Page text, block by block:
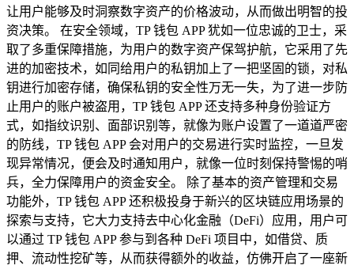
让用户能够及时洞察数字资产的价格波动，从而做出明智的投
资决策。 在安全领域，TP 钱包 APP 犹如一位忠诚的卫士，采
取了多重保障措施，为用户的数字资产保驾护航，它采用了先
进的加密技术，如同给用户的私钥加上了一把坚固的锁，对私
钥进行加密存储，确保私钥的安全性万无一失，为了进一步防
止用户的账户被盗用，TP 钱包 APP 还支持多种身份验证方
式，如指纹识别、面部识别等，就像为账户设置了一道道严密
的防线，TP 钱包 APP 会对用户的交易进行实时监控，一旦发
现异常情况，便会及时通知用户，就像一位时刻保持警惕的哨
兵，全力保障用户的资金安全。 除了基本的资产管理和交易
功能外，TP 钱包 APP 还积极投身于新兴的区块链应用场景的
探索与支持，它大力支持去中心化金融（DeFi）应用，用户可
以通过 TP 钱包 APP 参与到各种 DeFi 项目中，如借贷、质
押、流动性挖矿等，从而获得额外的收益，仿佛开启了一座新